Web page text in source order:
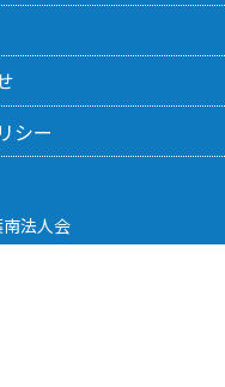
シー
法人会